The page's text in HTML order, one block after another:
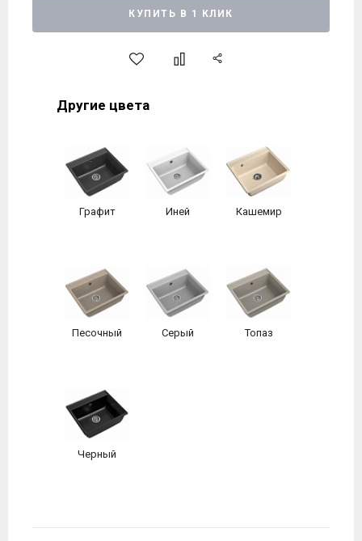
КУПИТЬ В 1 КЛИК
Другие цвета
Графит Иней Кашемир
Песочный Серый Топаз
Черный